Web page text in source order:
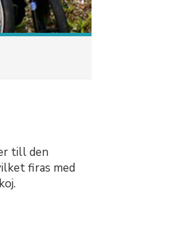
till den
firas med